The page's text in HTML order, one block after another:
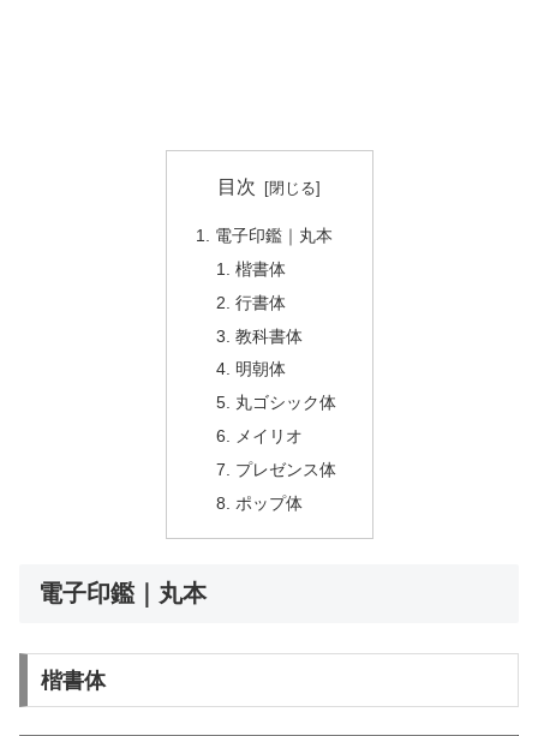
目次
電子印鑑｜丸本
楷書体
行書体
教科書体
明朝体
丸ゴシック体
メイリオ
プレゼンス体
ポップ体
電子印鑑｜丸本
楷書体